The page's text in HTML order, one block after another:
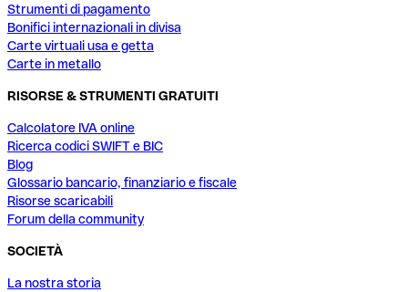
Strumenti di pagamento
Bonifici internazionali in divisa
Carte virtuali usa e getta
Carte in metallo
RISORSE & STRUMENTI GRATUITI
Calcolatore IVA online
Ricerca codici SWIFT e BIC
Blog
Glossario bancario, finanziario e fiscale
Risorse scaricabili
Forum della community
SOCIETÀ
La nostra storia